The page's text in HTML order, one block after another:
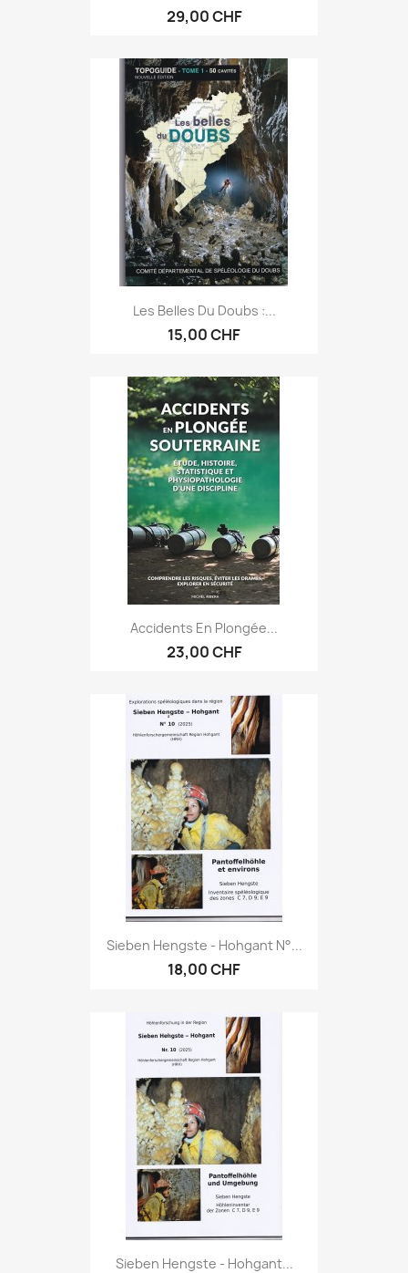
29,00 CHF
Les Belles Du Doubs :...
15,00 CHF
Accidents En Plongée...
23,00 CHF
Sieben Hengste - Hohgant N°...
18,00 CHF
Sieben Hengste - Hohgant...